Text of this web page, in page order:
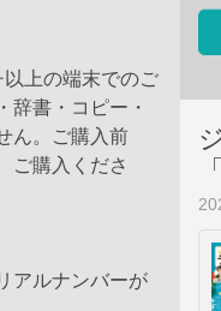
以上の端末でのご
辞書・コピー・
ん。ご購入前
ご購入くださ
アルナンバーが